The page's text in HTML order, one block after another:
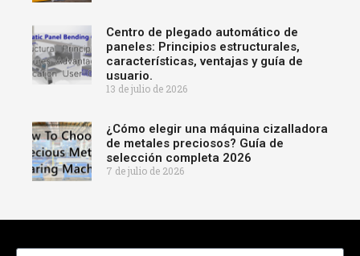
Centro de plegado automático de
paneles: Principios estructurales,
características, ventajas y guía de
usuario.
13 de julio de 2026
¿Cómo elegir una máquina cizalladora
de metales preciosos? Guía de
selección completa 2026
7 de julio de 2026